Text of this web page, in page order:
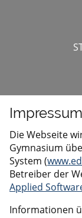
Impressum
Die Webseite
Gymnasium
System (
Betreiber der
Applied
Informationen